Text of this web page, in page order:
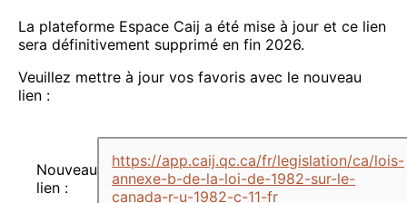
La plateforme Espace Caij a été mise à jour et ce lien
sera définitivement supprimé en fin 2026.
Veuillez mettre à jour vos favoris avec le nouveau
lien :
Nouveau
lien :
https://app.caij.qc.ca/fr/legislation/ca/lois-
annexe-b-de-la-loi-de-1982-sur-le-
canada-r-u-1982-c-11-fr